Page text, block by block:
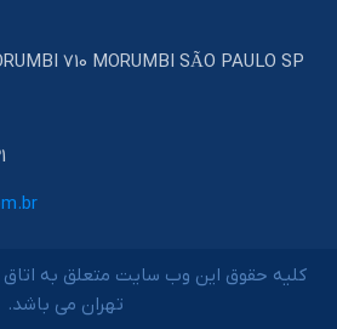
710 MORUMBI SÃO PAULO SP
کلیه حقوق این وب سایت متعلق به اتاق
تهران می باشد.